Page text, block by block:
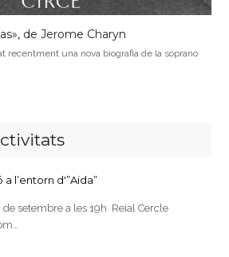
de Jerome Charyn
recentment una nova biografia de la soprano
l’entorn d'”Aida”
de setembre a les 19h Reial Cercle